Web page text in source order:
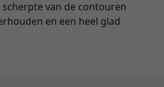
van de contouren
en een heel glad